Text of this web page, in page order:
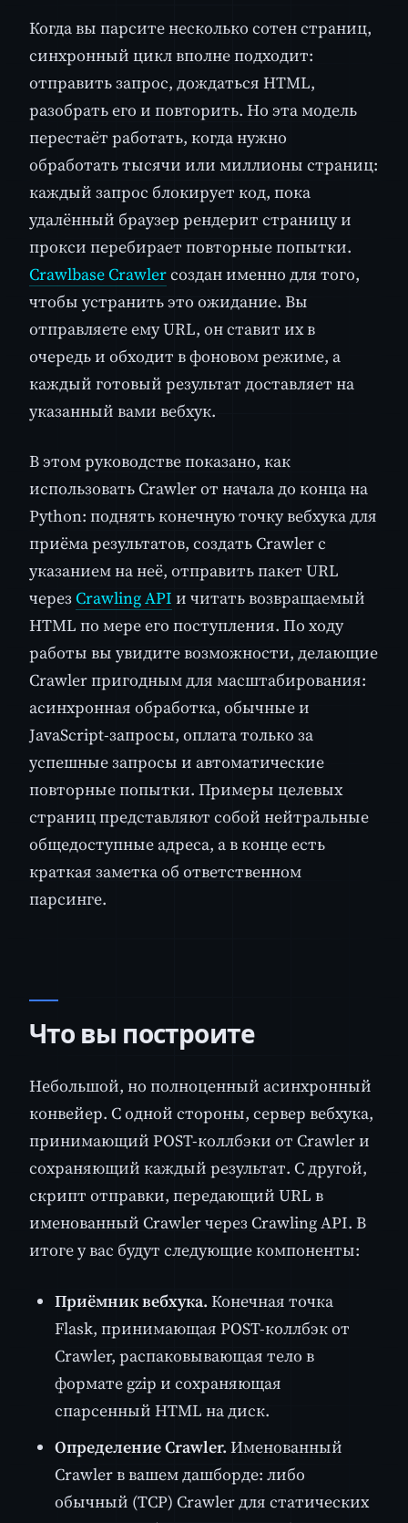
Когда вы парсите несколько сотен страниц,
синхронный цикл вполне подходит:
отправить запрос, дождаться HTML,
разобрать его и повторить. Но эта модель
перестаёт работать, когда нужно
обработать тысячи или миллионы страниц:
каждый запрос блокирует код, пока
удалённый браузер рендерит страницу и
прокси перебирает повторные попытки.
Crawlbase Crawlerсоздан именно для того,
чтобы устранить это ожидание. Вы
отправляете ему URL, он ставит их в
очередь и обходит в фоновом режиме, а
каждый готовый результат доставляет на
указанный вами вебхук.
В этом руководстве показано, как
использовать Crawler от начала до конца на
Python: поднять конечную точку вебхука для
приёма результатов, создать Crawler с
указанием на неё, отправить пакет URL
черезCrawling API и читать возвращаемый
HTML по мере его поступления. По ходу
работы вы увидите возможности, делающие
Crawler пригодным для масштабирования:
асинхронная обработка, обычные и
JavaScript-запросы, оплата только за
успешные запросы и автоматические
повторные попытки. Примеры целевых
страниц представляют собой нейтральные
общедоступные адреса, а в конце есть
краткая заметка об ответственном
парсинге.
Что вы построите
Небольшой, но полноценный асинхронный
конвейер. С одной стороны, сервер вебхука,
принимающий POST-коллбэки от Crawler и
сохраняющий каждый результат. С другой,
скрипт отправки, передающий URL в
именованный Crawler через Crawling API. В
итоге у вас будут следующие компоненты:
Приёмник вебхука. Конечная точка
Flask, принимающая POST-коллбэк от
Crawler, распаковывающая тело в
формате gzip и сохраняющая
спарсенный HTML на диск.
Определение Crawler. Именованный
Crawler в вашем дашборде: либо
обычный (TCP) Crawler для статических